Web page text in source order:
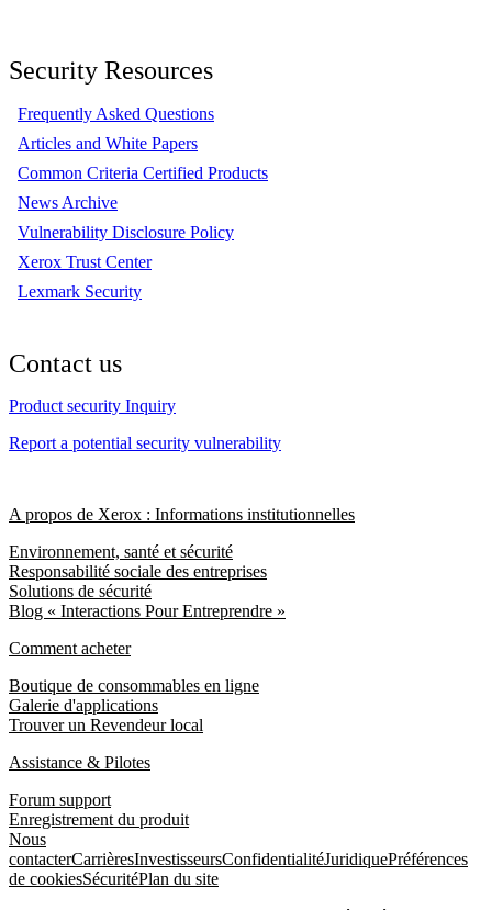
Security Resources
Frequently Asked Questions
Articles and White Papers
Common Criteria Certified Products
News Archive
Vulnerability Disclosure Policy
Xerox Trust Center
Lexmark Security
Contact us
Product security Inquiry
Report a potential security vulnerability
A propos de Xerox : Informations institutionnelles
Environnement, santé et sécurité
Responsabilité sociale des entreprises
Solutions de sécurité
Blog « Interactions Pour Entreprendre »
Comment acheter
Boutique de consommables en ligne
Galerie d'applications
Trouver un Revendeur local
Assistance & Pilotes
Forum support
Enregistrement du produit
Nous
contacterCarrièresInvestisseursConfidentialitéJuridiquePréférences
de cookiesSécuritéPlan du site